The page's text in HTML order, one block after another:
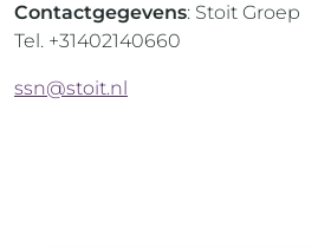
Contactgegevens: Stoit Groep
Tel. +31402140660
ssn@stoit.nl